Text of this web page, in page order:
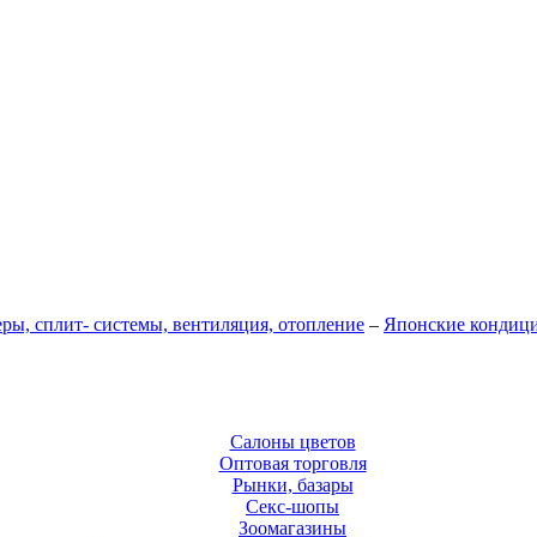
сплит- системы, вентиляция, отопление – Японские
Салоны цветов
Оптовая торговля
Рынки, базары
Секс-шопы
Зоомагазины